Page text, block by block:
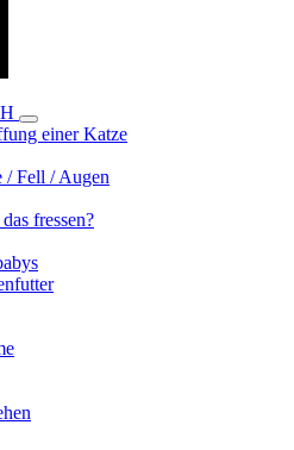
einer Katze
/ Fell / Augen
fressen?